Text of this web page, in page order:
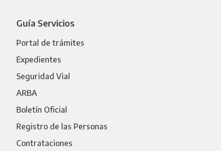
Guía Servicios
Portal de trámites
Expedientes
Seguridad Vial
ARBA
Boletín Oficial
Registro de las Personas
Contrataciones